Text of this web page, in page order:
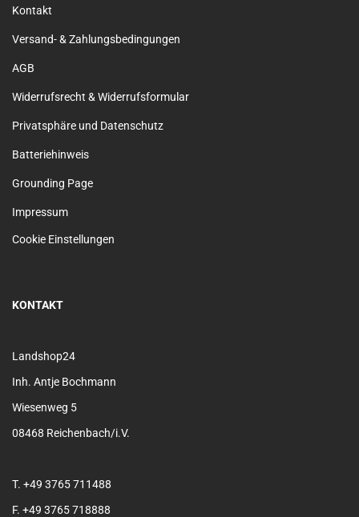
Kontakt
Versand- & Zahlungsbedingungen
AGB
Widerrufsrecht & Widerrufsformular
Privatsphäre und Datenschutz
Batteriehinweis
Grounding Page
Impressum
Cookie Einstellungen
KONTAKT
Landshop24
Inh. Antje Bochmann
Wiesenweg 5
08468 Reichenbach/i.V.
T. +49 3765 711488
F. +49 3765 718888